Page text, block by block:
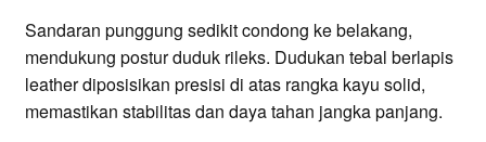
Sandaran punggung sedikit condong ke belakang,
mendukung postur duduk rileks. Dudukan tebal berlapis
leather diposisikan presisi di atas rangka kayu solid,
memastikan stabilitas dan daya tahan jangka panjang.